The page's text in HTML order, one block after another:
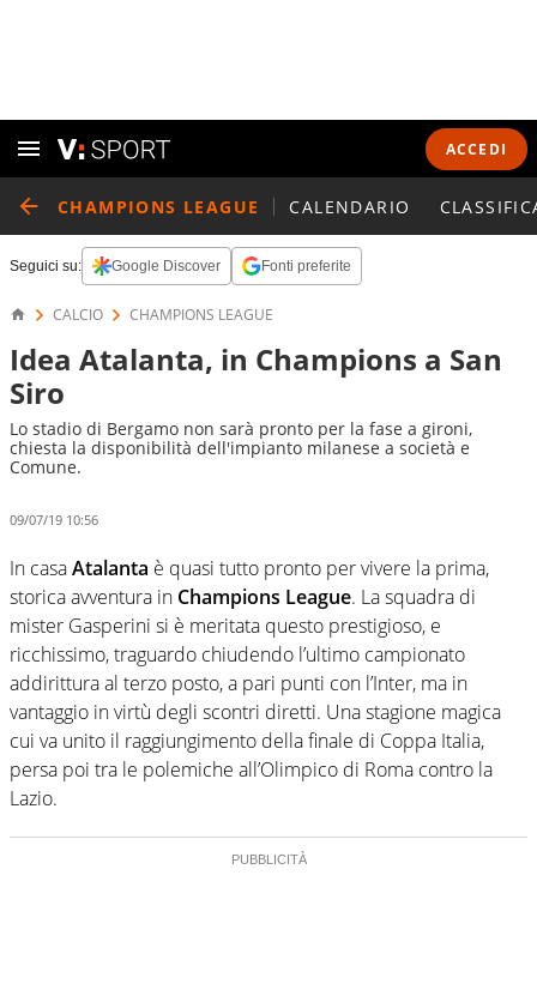
ACCEDI
CHAMPIONS LEAGUE CALENDARIO
Seguici su: Google Discover Fonti preferite
CALCIO CHAMPIONS LEAGUE
Idea Atalanta, in Champions a San
Siro
Lo stadio di Bergamo non sarà pronto per la fase a gironi,
chiesta la disponibilità dell'impianto milanese a società e
Comune.
09/07/19 10:56
In casaAtalanta è quasi tutto pronto per vivere la prima,
storica avventura in Champions League. La squadra di
mister Gasperini si è meritata questo prestigioso, e
ricchissimo, traguardo chiudendo l’ultimo campionato
addirittura al terzo posto, a pari punti con l’Inter, ma in
vantaggio in virtù degli scontri diretti. Una stagione magica
cui va unito il raggiungimento della finale di Coppa Italia,
persa poi tra le polemiche all’Olimpico di Roma contro la
Lazio.